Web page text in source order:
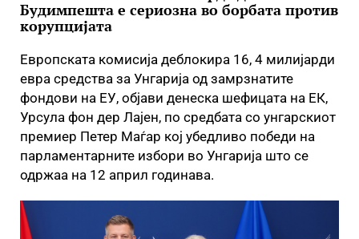
Будимпешта е сериозна во борбата против
корупцијата
Европската комисија деблокира 16, 4 милијарди
евра средства за Унгарија од замрзнатите
фондови на ЕУ, објави денеска шефицата на ЕК,
Урсула фон дер Лајен, по средбата со унгарскиот
премиер Петер Маѓар кој убедливо победи на
парламентарните избори во Унгарија што се
одржаа на 12 април годинава.